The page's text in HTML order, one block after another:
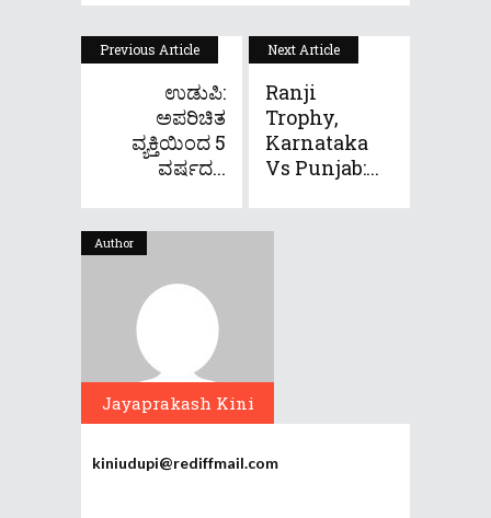
Previous Article
ಉಡುಪಿ:
ಅಪರಿಚಿತ
ವ್ಯಕ್ತಿಯಿಂದ 5
ವರ್ಷದ...
Next Article
Ranji
Trophy,
Karnataka
Vs Punjab:...
Author
Jayaprakash Kini
kiniudupi@rediffmail.com